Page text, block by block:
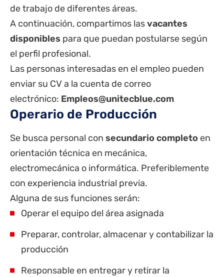
de trabajo de diferentes áreas.
A continuación, compartimos lasvacantes
disponibles para que puedan postularse según
el perfil profesional.
Las personas interesadas en el empleo pueden
enviar su CV a la cuenta de correo
electrónico: Empleos@unitecblue.com
Operario de Producción
Se busca personal con secundario completo en
orientación técnica en mecánica,
electromecánica o informática. Preferiblemente
con experiencia industrial previa.
Alguna de sus funciones serán:
Operar el equipo del área asignada
Preparar, controlar, almacenar y contabilizar la
producción
Responsable en entregar y retirar la